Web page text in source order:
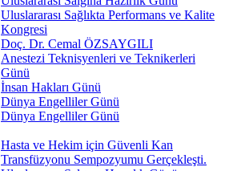
Uluslararası Sağlıkta Performans ve Kalite
Kongresi
Doç. Dr. Cemal ÖZSAYGILI
Anestezi Teknisyenleri ve Teknikerleri
Günü
İnsan Hakları Günü
Dünya Engelliler Günü
Dünya Engelliler Günü
Hasta ve Hekim için Güvenli Kan
Transfüzyonu Sempozyumu Gerçekleşti.